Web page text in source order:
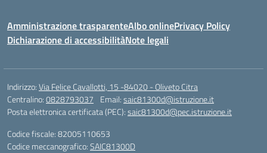
Amministrazione trasparenteAlbo onlinePrivacy Policy
Dichiarazione di accessibilitàNote legali
Indirizzo:Via Felice Cavallotti, 15 -84020 - Oliveto Citra
Centralino:0828793037 Email:saic81300d@istruzione.it
Posta elettronica certificata (PEC):saic81300d@pec.istruzione.it
Codice fiscale: 82005110653
Codice meccanografico:SAIC81300D